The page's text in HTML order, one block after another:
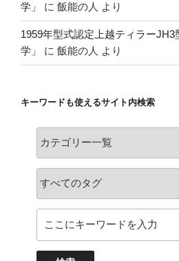
学」
に 飯能の人 より
1959年型式認定上越ティラー
学」
に 飯能の人 より
キーワードも使えるサイト内検索